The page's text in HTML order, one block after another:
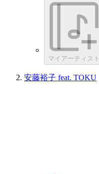
マイアーティスト
安藤裕子 feat. TOKU